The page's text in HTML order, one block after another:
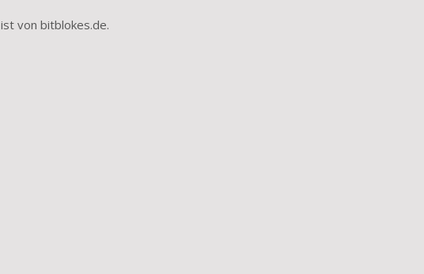
ist von bitblokes.de.